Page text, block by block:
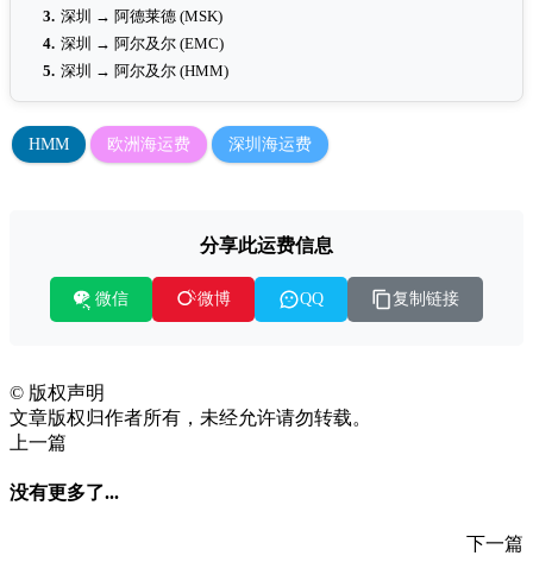
3. 深圳 → 阿德莱德 (MSK)
4. 深圳 → 阿尔及尔 (EMC)
5. 深圳 → 阿尔及尔 (HMM)
HMM 欧洲海运费 深圳海运费
分享此运费信息
微信 微博 QQ 复制链接
© 版权声明
文章版权归作者所有，未经允许请勿转载。
上一篇
没有更多了...
下一篇